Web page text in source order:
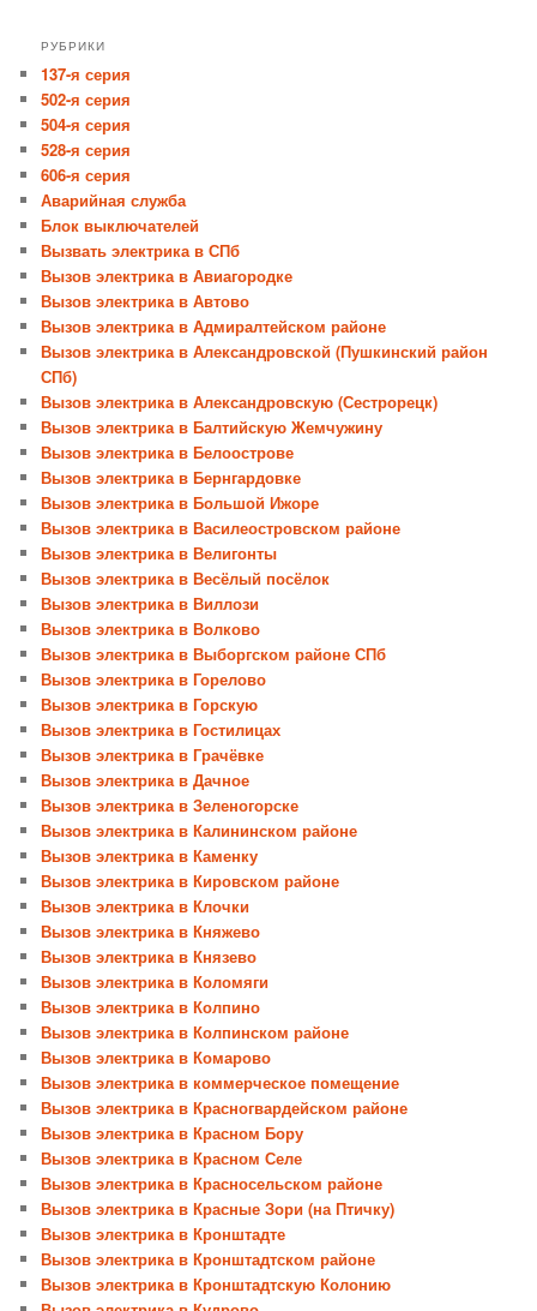
РУБРИКИ
137-я серия
502-я серия
504-я серия
528-я серия
606-я серия
Аварийная служба
Блок выключателей
Вызвать электрика в СПб
Вызов электрика в Авиагородке
Вызов электрика в Автово
Вызов электрика в Адмиралтейском районе
Вызов электрика в Александровской (Пушкинский район
СПб)
Вызов электрика в Александровскую (Сестрорецк)
Вызов электрика в Балтийскую Жемчужину
Вызов электрика в Белоострове
Вызов электрика в Бернгардовке
Вызов электрика в Большой Ижоре
Вызов электрика в Василеостровском районе
Вызов электрика в Велигонты
Вызов электрика в Весёлый посёлок
Вызов электрика в Виллози
Вызов электрика в Волково
Вызов электрика в Выборгском районе СПб
Вызов электрика в Горелово
Вызов электрика в Горскую
Вызов электрика в Гостилицах
Вызов электрика в Грачёвке
Вызов электрика в Дачное
Вызов электрика в Зеленогорске
Вызов электрика в Калининском районе
Вызов электрика в Каменку
Вызов электрика в Кировском районе
Вызов электрика в Клочки
Вызов электрика в Княжево
Вызов электрика в Князево
Вызов электрика в Коломяги
Вызов электрика в Колпино
Вызов электрика в Колпинском районе
Вызов электрика в Комарово
Вызов электрика в коммерческое помещение
Вызов электрика в Красногвардейском районе
Вызов электрика в Красном Бору
Вызов электрика в Красном Селе
Вызов электрика в Красносельском районе
Вызов электрика в Красные Зори (на Птичку)
Вызов электрика в Кронштадте
Вызов электрика в Кронштадтском районе
Вызов электрика в Кронштадтскую Колонию